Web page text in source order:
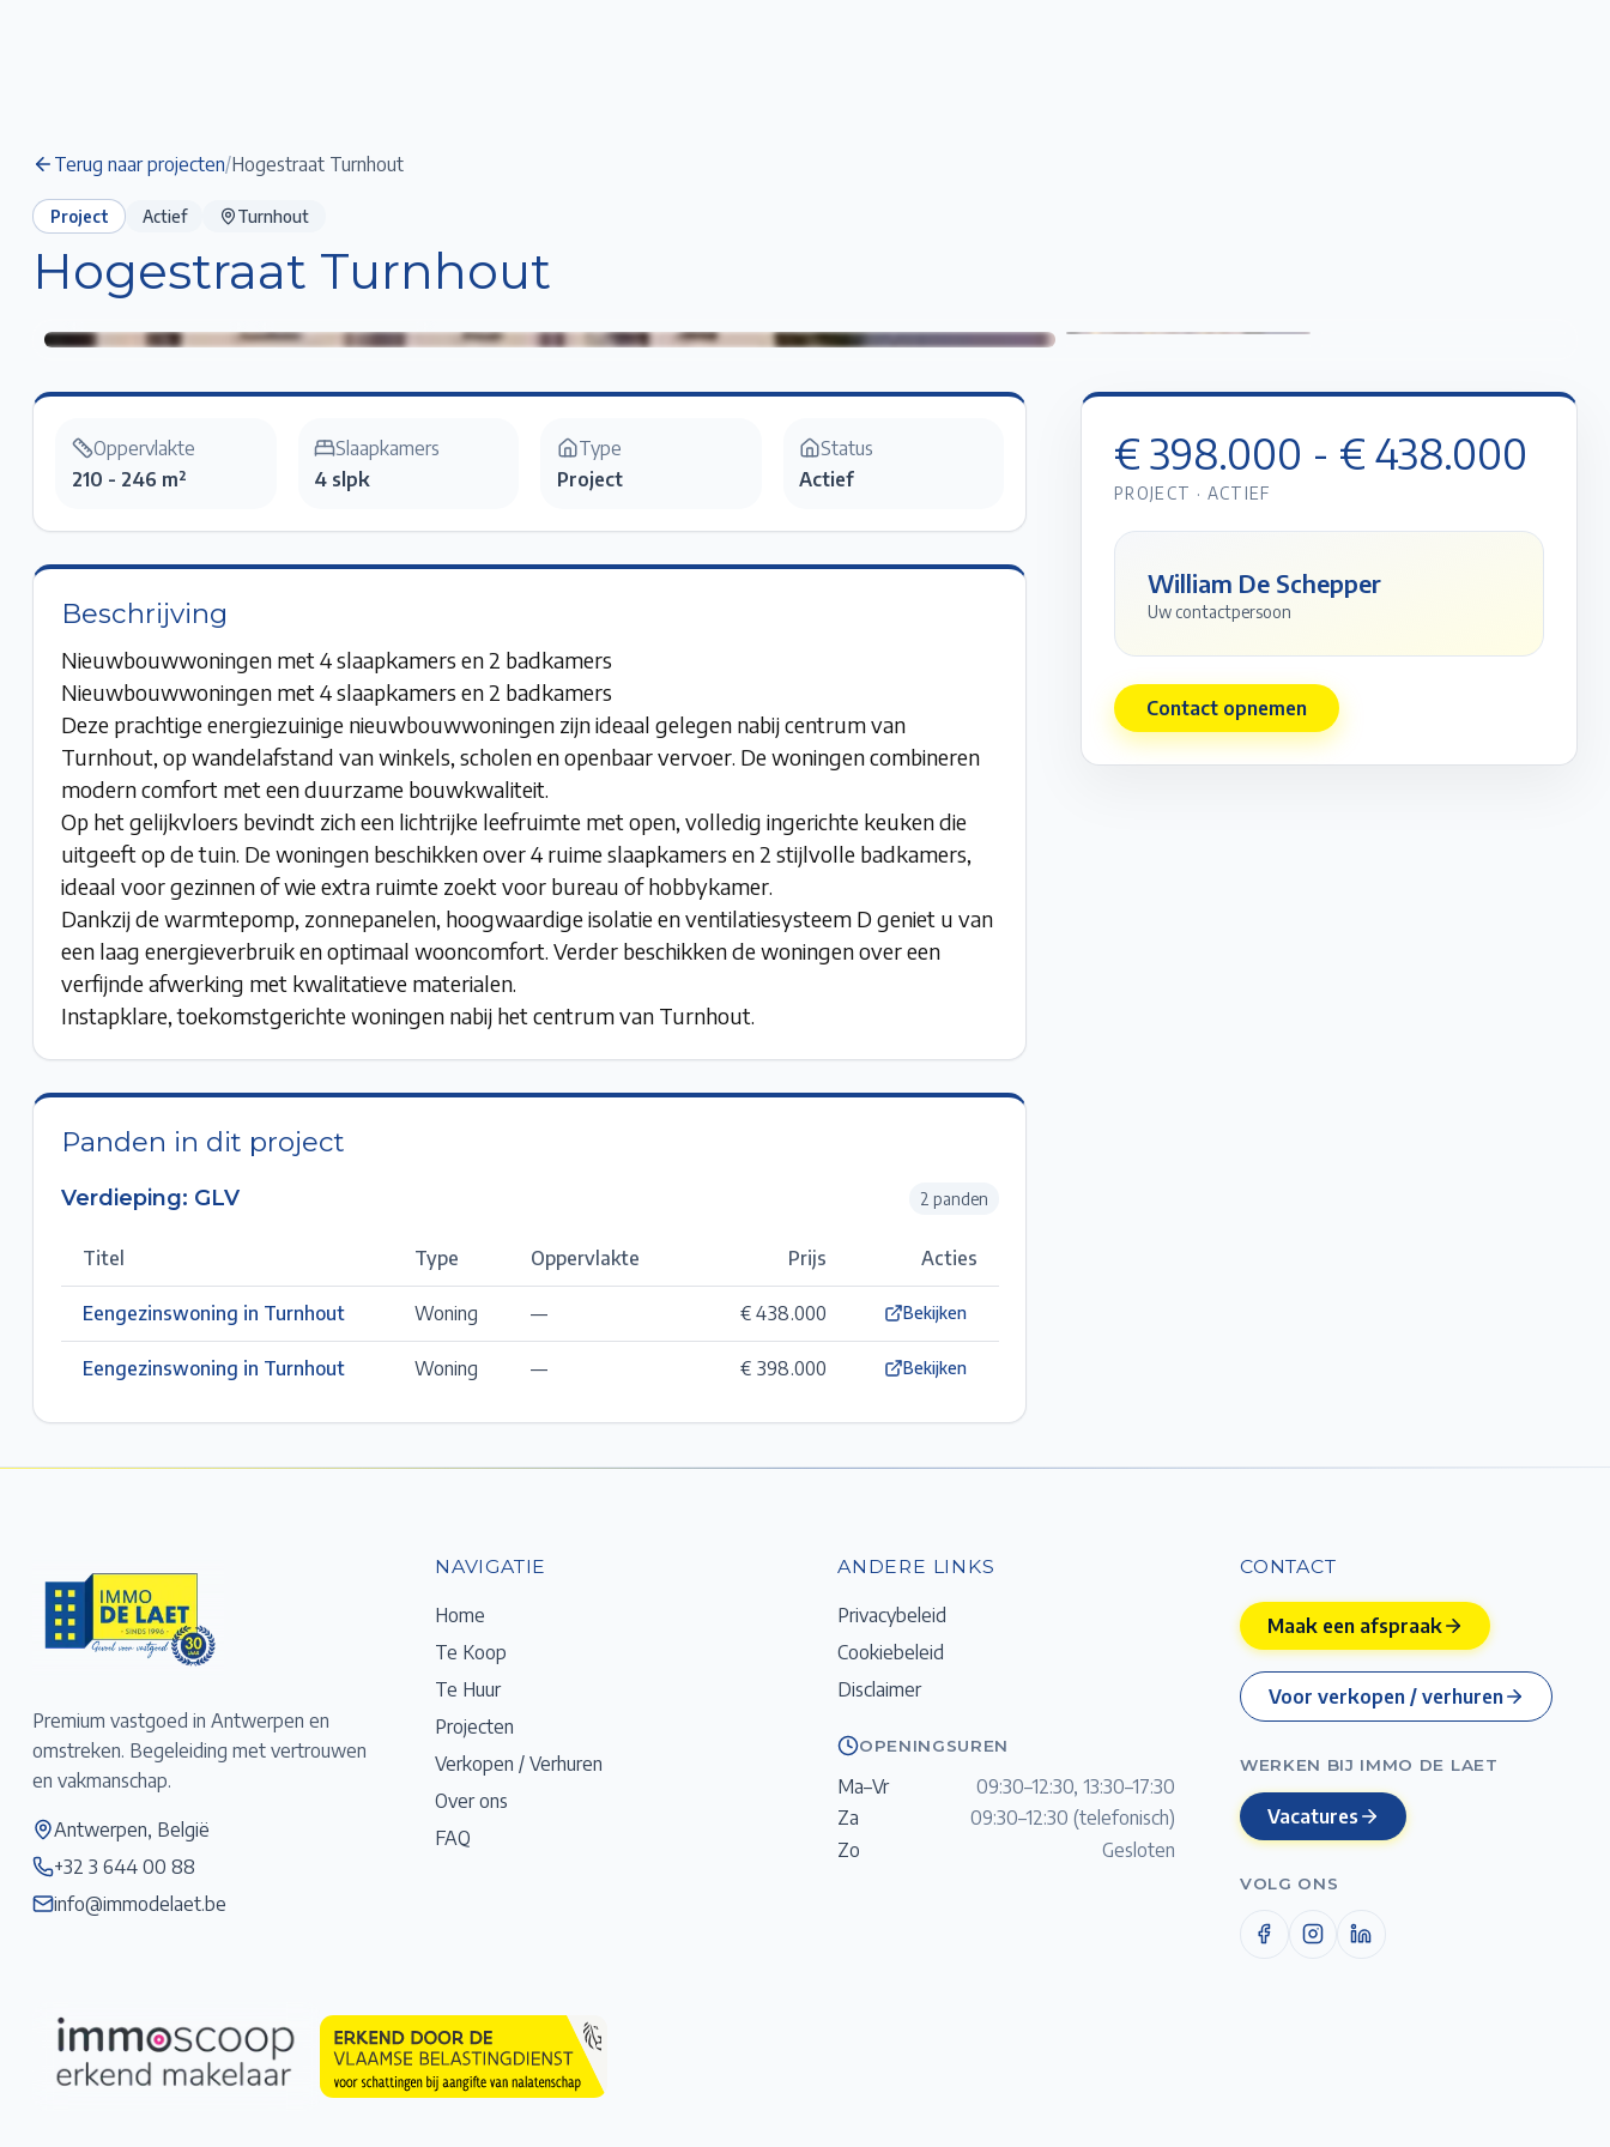
Terug naar projecten/Hogestraat Turnhout
Project Actief Turnhout
Hogestraat Turnhout
Oppervlakte
210 - 246 m²
Slaapkamers
4 slpk
Type
Project
Status
Actief
Beschrijving
Nieuwbouwwoningen met 4 slaapkamers en 2 badkamers
Nieuwbouwwoningen met 4 slaapkamers en 2 badkamers
Deze prachtige energiezuinige nieuwbouwwoningen zijn ideaal gelegen nabij centrum van
Turnhout, op wandelafstand van winkels, scholen en openbaar vervoer. De woningen combineren
modern comfort met een duurzame bouwkwaliteit.
Op het gelijkvloers bevindt zich een lichtrijke leefruimte met open, volledig ingerichte keuken die
uitgeeft op de tuin. De woningen beschikken over 4 ruime slaapkamers en 2 stijlvolle badkamers,
ideaal voor gezinnen of wie extra ruimte zoekt voor bureau of hobbykamer.
Dankzij de warmtepomp, zonnepanelen, hoogwaardige isolatie en ventilatiesysteem D geniet u van
een laag energieverbruik en optimaal wooncomfort. Verder beschikken de woningen over een
verfijnde afwerking met kwalitatieve materialen.
Instapklare, toekomstgerichte woningen nabij het centrum van Turnhout.
Panden in dit project
Verdieping: GLV 2 panden
Titel Type Oppervlakte Prijs Acties
Eengezinswoning in Turnhout Woning — € 438.000 Bekijken
Eengezinswoning in Turnhout Woning — € 398.000 Bekijken
€ 398.000 - € 438.000
PROJECT · ACTIEF
William De Schepper
Uw contactpersoon
Contact opnemen
Premium vastgoed in Antwerpen en
omstreken. Begeleiding met vertrouwen
en vakmanschap.
Antwerpen, België
+32 3 644 00 88
info@immodelaet.be
NAVIGATIE
Home
Te Koop
Te Huur
Projecten
Verkopen / Verhuren
Over ons
FAQ
ANDERE LINKS
Privacybeleid
Cookiebeleid
Disclaimer
OPENINGSUREN
Ma–Vr
09:30–12:30, 13:30–17:30
Za
09:30–12:30 (telefonisch)
Zo
Gesloten
CONTACT
Maak een afspraak
Voor verkopen / verhuren
WERKEN BIJ IMMO DE LAET
Vacatures
VOLG ONS